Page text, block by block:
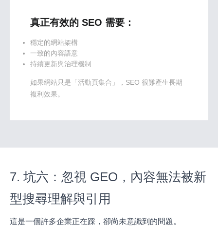
真正有效的 SEO 需要：
穩定的網站架構
一致的內容語意
持續更新與治理機制
如果網站只是「活動頁集合」，SEO 很難產生長期
複利效果。
7. 坑六：忽視 GEO，內容無法被新
型搜尋理解與引用
這是一個許多企業正在踩，卻尚未意識到的問題。